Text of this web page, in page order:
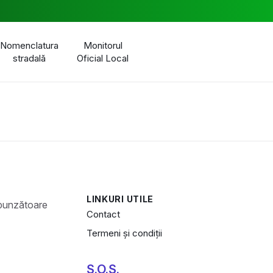
Nomenclatura
stradală
Monitorul
Oficial Local
LINKURI UTILE
Contact
Termeni și condiții
S.O.S.